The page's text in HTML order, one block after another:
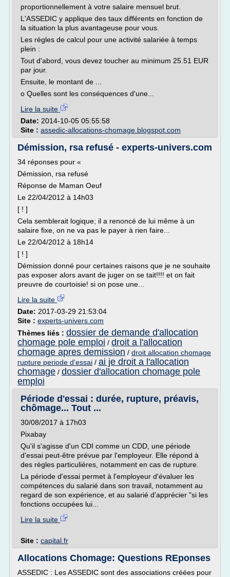
proportionnellement à votre salaire mensuel brut.
L'ASSEDIC y applique des taux différents en fonction de
la situation la plus avantageuse pour vous.
Les règles de calcul pour une activité salariée à temps
plein :
Tout d'abord, vous devez toucher au minimum 25.51 EUR
par jour.
Ensuite, le montant de ...
o Quelles sont les conséquences d'une...
Lire la suite
Date: 2014-10-05 05:55:58
Site : assedic-allocations-chomage.blogspot.com
Démission, rsa refusé - experts-univers.com
34 réponses pour «
Démission, rsa refusé
Réponse de Maman Oeuf
Le 22/04/2012 à 14h03
[ ! ]
Cela semblerait logique; il a renoncé de lui même à un
salaire fixe, on ne va pas le payer à rien faire...
Le 22/04/2012 à 18h14
[ ! ]
Démission donné pour certaines raisons que je ne souhaite
pas exposer alors avant de juger on se tait!!!! et on fait
preuvre de courtoisie! si on pose une...
Lire la suite
Date: 2017-03-29 21:53:04
Site : experts-univers.com
Thèmes liés : dossier de demande d'allocation
chomage pole emploi / droit a l'allocation
chomage apres demission / droit allocation chomage
rupture periode d'essai / ai je droit a l'allocation
chomage / dossier d'allocation chomage pole
emploi
Période d'essai : durée, rupture, préavis,
chômage... Tout ...
30/08/2017 à 17h03
Pixabay
Qu'il s'agisse d'un CDI comme un CDD, une période
d'essai peut-être prévue par l'employeur. Elle répond à
des règles particulières, notamment en cas de rupture.
La période d'essai permet à l'employeur d'évaluer les
compétences du salarié dans son travail, notamment au
regard de son expérience, et au salarié d'apprécier "si les
fonctions occupées lui...
Lire la suite
Site : capital.fr
Allocations Chomage: Questions REponses
ASSEDIC : Les ASSEDIC sont des associations créées pour